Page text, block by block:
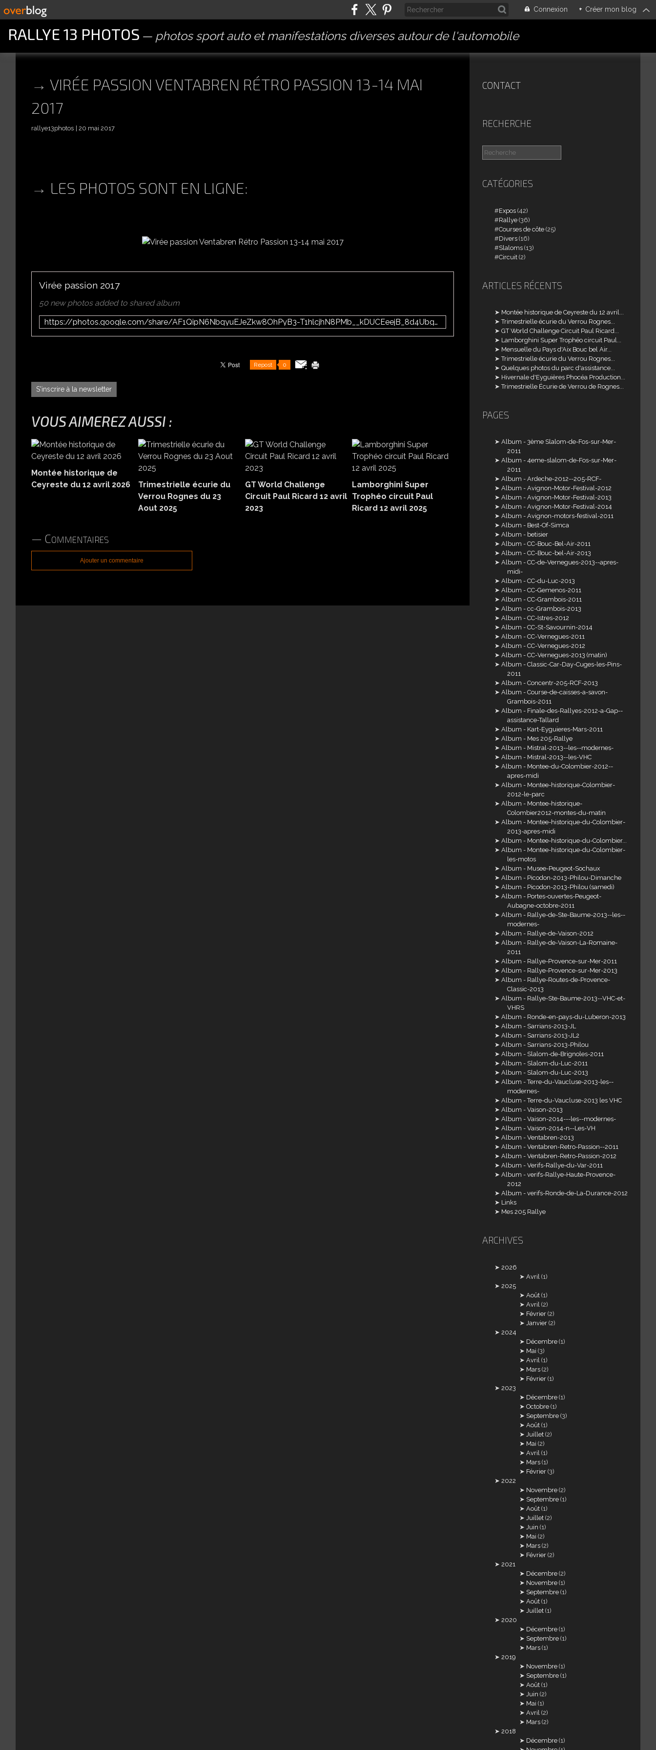
Connexion + Créer mon blog
RALLYE 13 PHOTOS photos sport auto et manifestations diverses autour de l'automobile
VIRÉE PASSION VENTABREN RÉTRO PASSION 13-14 MAI
2017
rallye13photos 20 mai 2017
LES PHOTOS SONT EN LIGNE:
Virée passion 2017
50 new photos added to shared album
https://photos.google.com/share/AF1QipN6NbqyuEJeZkw8OhPyB3-T1hlcjhN8PMb__kDUCEeejB_8d4Ubg9btA9X43O1eeg?key=WlVJSXdaNGlLTWdJU3NaN3VnREg3WVpyRVpIeXl3
Repost 0
S'inscrire à la newsletter
VOUS AIMEREZ AUSSI :
Montée historique de
Ceyreste du 12 avril 2026
Trimestrielle écurie du
Verrou Rognes du 23
Aout 2025
GT World Challenge
Circuit Paul Ricard 12 avril
2023
Lamborghini Super
Trophéo circuit Paul
Ricard 12 avril 2025
Commentaires
Ajouter un commentaire
CONTACT
RECHERCHE
CATÉGORIES
Expos (42)
Rallye (36)
Courses de côte (25)
Divers (16)
Slaloms (13)
Circuit (2)
ARTICLES RÉCENTS
Montée historique de Ceyreste du 12 avril...
Trimestrielle écurie du Verrou Rognes...
GT World Challenge Circuit Paul Ricard...
Lamborghini Super Trophéo circuit Paul...
Mensuelle du Pays d'Aix Bouc bel Air...
Trimestrielle écurie du Verrou Rognes...
Quelques photos du parc d'assistance...
Hivernale d'Eyguières Phocéa Production...
Trimestrielle Écurie de Verrou de Rognes...
PAGES
Album - 3ème Slalom-de-Fos-sur-Mer-
2011
Album - 4eme-slalom-de-Fos-sur-Mer-
2011
Album - Ardeche-2012--205-RCF-
Album - Avignon-Motor-Festival-2012
Album - Avignon-Motor-Festival-2013
Album - Avignon-Motor-Festival-2014
Album - Avignon-motors-festival-2011
Album - Best-Of-Simca
Album - betisier
Album - CC-Bouc-Bel-Air-2011
Album - CC-Bouc-bel-Air-2013
Album - CC-de-Vernegues-2013--apres-
midi-
Album - CC-du-Luc-2013
Album - CC-Gemenos-2011
Album - CC-Grambois-2011
Album - cc-Grambois-2013
Album - CC-Istres-2012
Album - CC-St-Savournin-2014
Album - CC-Vernegues-2011
Album - CC-Vernegues-2012
Album - CC-Vernegues-2013 (matin)
Album - Classic-Car-Day-Cuges-les-Pins-
2011
Album - Concentr-205-RCF-2013
Album - Course-de-caisses-a-savon-
Grambois-2011
Album - Finale-des-Rallyes-2012-a-Gap--
assistance-Tallard
Album - Kart-Eyguieres-Mars-2011
Album - Mes 205-Rallye
Album - Mistral-2013--les--modernes-
Album - Mistral-2013--les-VHC
Album - Montee-du-Colombier-2012--
apres-midi
Album - Montee-historique-Colombier-
2012-le-parc
Album - Montee-historique-
Colombier2012-montes-du-matin
Album - Montee-historique-du-Colombier-
2013-apres-midi
Album - Montee-historique-du-Colombier...
Album - Montee-historique-du-Colombier-
les-motos
Album - Musee-Peugeot-Sochaux
Album - Picodon-2013-Philou-Dimanche
Album - Picodon-2013-Philou (samedi)
Album - Portes-ouvertes-Peugeot-
Aubagne-octobre-2011
Album - Rallye-de-Ste-Baume-2013--les--
modernes-
Album - Rallye-de-Vaison-2012
Album - Rallye-de-Vaison-La-Romaine-
2011
Album - Rallye-Provence-sur-Mer-2011
Album - Rallye-Provence-sur-Mer-2013
Album - Rallye-Routes-de-Provence-
Classic-2013
Album - Rallye-Ste-Baume-2013--VHC-et-
VHRS
Album - Ronde-en-pays-du-Luberon-2013
Album - Sarrians-2013-JL
Album - Sarrians-2013-JL2
Album - Sarrians-2013-Philou
Album - Slalom-de-Brignoles-2011
Album - Slalom-du-Luc-2011
Album - Slalom-du-Luc-2013
Album - Terre-du-Vaucluse-2013-les--
modernes-
Album - Terre-du-Vaucluse-2013 les VHC
Album - Vaison-2013
Album - Vaison-2014---les--modernes-
Album - Vaison-2014-n--Les-VH
Album - Ventabren-2013
Album - Ventabren-Retro-Passion--2011
Album - Ventabren-Retro-Passion-2012
Album - Verifs-Rallye-du-Var-2011
Album - verifs-Rallye-Haute-Provence-
2012
Album - verifs-Ronde-de-La-Durance-2012
Links
Mes 205 Rallye
ARCHIVES
2026
Avril (1)
2025
Août (1)
Avril (2)
Février (2)
Janvier (2)
2024
Décembre (1)
Mai (3)
Avril (1)
Mars (2)
Février (1)
2023
Décembre (1)
Octobre (1)
Septembre (3)
Août (1)
Juillet (2)
Mai (2)
Avril (1)
Mars (1)
Février (3)
2022
Novembre (2)
Septembre (1)
Août (1)
Juillet (2)
Juin (1)
Mai (2)
Mars (2)
Février (2)
2021
Décembre (2)
Novembre (1)
Septembre (1)
Août (1)
Juillet (1)
2020
Décembre (1)
Septembre (1)
Mars (1)
2019
Novembre (1)
Septembre (1)
Août (1)
Juin (2)
Mai (1)
Avril (2)
Mars (2)
2018
Décembre (1)